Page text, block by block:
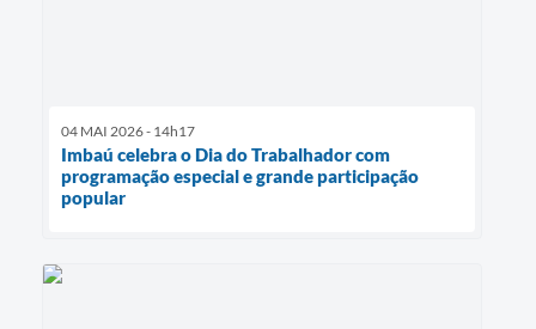
04 MAI 2026 - 14h17
Imbaú celebra o Dia do Trabalhador com
programação especial e grande participação
popular